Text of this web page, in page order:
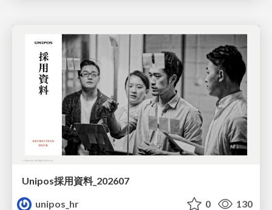
Unipos採用資料_202607
unipos_hr
0 130